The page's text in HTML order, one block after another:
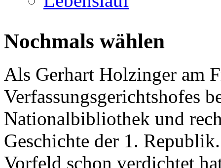
Nochmals wählen
Als Gerhart Holzinger am
Verfassungsgerichtshofes
Nationalbibliothek und
Geschichte der 1.
Vorfeld schon verdichtet